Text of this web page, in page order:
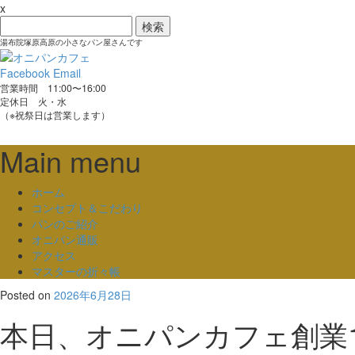
x
索:
湯布院塚原高原の小さなパン屋さんです
Facebook Email
営業時間 11:00〜16:00
定休日 火・水
（※祝祭日は営業します）
Main menu
Skip
content
ホーム
コンセプト＆こだわり
パンのご紹介
オニパン通販
アクセス
マスターの折々帳
Posted on 2026年6月28日
本日、オニパンカフェ創